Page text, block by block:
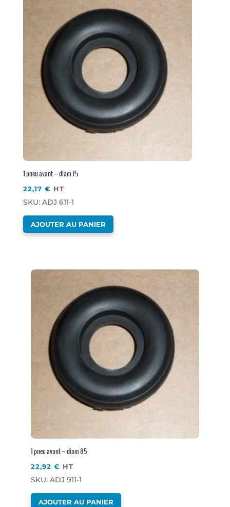
1 pneu avant – diam 75
22,17€ HT
SKU: ADJ 611-1
AJOUTER AU PANIER
1 pneu avant – diam 85
22,92 € HT
SKU: ADJ 911-1
AJOUTER AU PANIER